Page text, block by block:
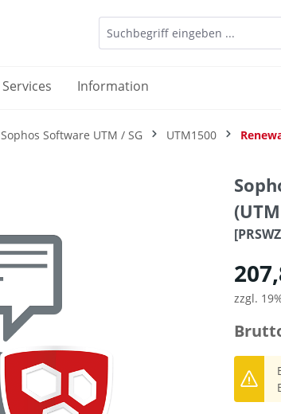
Services Information
Sophos Software UTM / SG UTM1500
zzgl.